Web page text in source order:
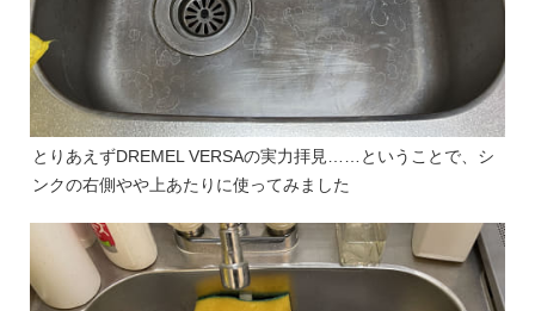
とりあえずDREMEL VERSAの実力拝見……ということで、シ
ンクの右側やや上あたりに使ってみました